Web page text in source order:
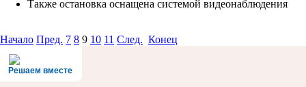
Также остановка оснащена системой видеонаблюдения
Начало Пред. 7 8 9 10 11 След. Конец
Решаем вместе